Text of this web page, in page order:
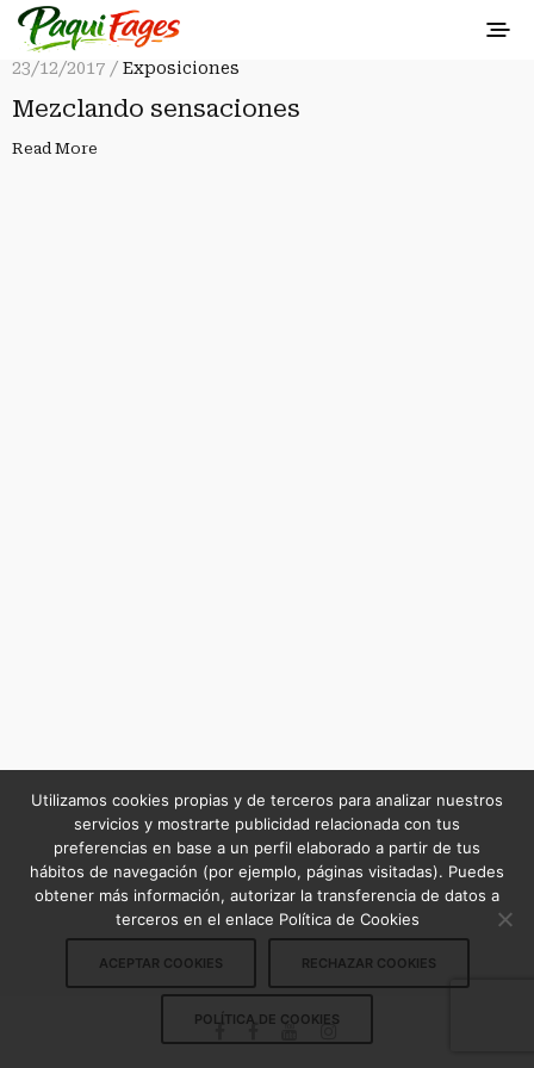
23/12/2017 / Exposiciones
Mezclando sensaciones
Read More
Utilizamos cookies propias y de terceros para analizar nuestros
servicios y mostrarte publicidad relacionada con tus
preferencias en base a un perfil elaborado a partir de tus
hábitos de navegación (por ejemplo, páginas visitadas). Puedes
obtener más información, autorizar la transferencia de datos a
terceros en el enlace Política de Cookies
ACEPTAR COOKIES RECHAZAR COOKIES
POLÍTICA DE COOKIES